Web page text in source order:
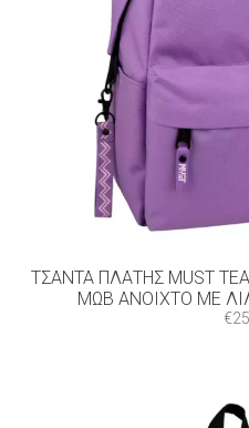
ΤΣΆΝΤΑ ΠΛΆΤΗΣ MUST
ΜΩΒ ΑΝΟΙΧΤΌ ΜΕ
€